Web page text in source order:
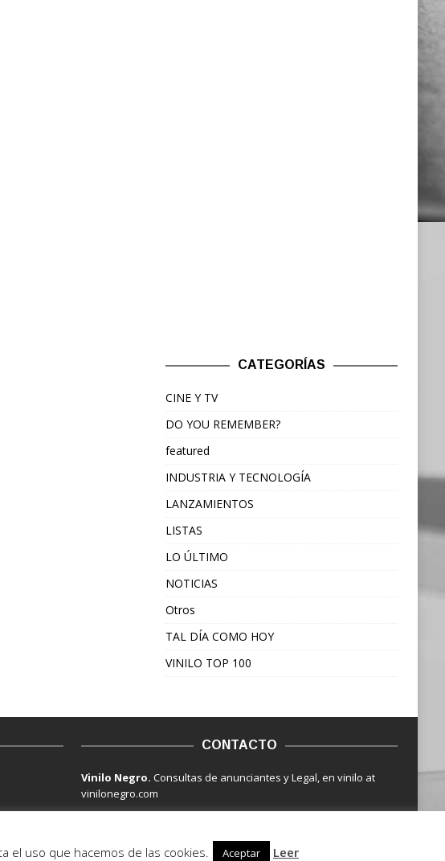
CATEGORÍAS
CINE Y TV
DO YOU REMEMBER?
featured
INDUSTRIA Y TECNOLOGÍA
LANZAMIENTOS
LISTAS
LO ÚLTIMO
NOTICIAS
Otros
TAL DÍA COMO HOY
VINILO TOP 100
CONTACTO
Vinilo Negro.Consultas de anunciantes y Legal, en vinilo at
vinilonegro.com
el uso que hacemos de las cookies. Aceptar Leer